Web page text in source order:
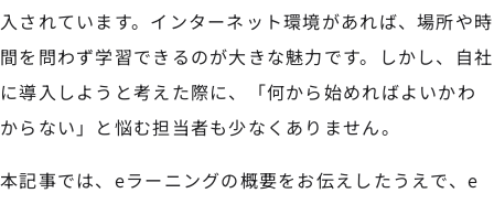
入されています。インターネット環境があれば、場所や時
間を問わず学習できるのが大きな魅力です。しかし、自社
に導入しようと考えた際に、「何から始めればよいかわ
からない」と悩む担当者も少なくありません。
本記事では、eラーニングの概要をお伝えしたうえで、e